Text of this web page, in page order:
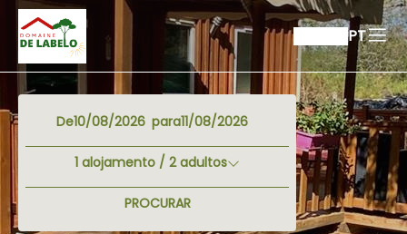
PT
De para
1 alojamento / 2adultos
PROCURAR